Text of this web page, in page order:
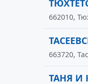
662010,
663720,
ТАНЯ И